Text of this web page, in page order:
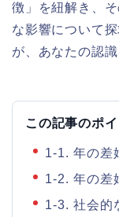
徴」を紐解き、
な影響について
が、あなたの認
この記事のポイ
1-1. 年の差
1-2. 年の差
1-3. 社会的